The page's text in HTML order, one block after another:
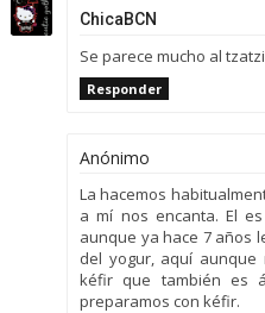
ChicaBCN
Se parece mucho al
Responder
Anónimo
La hacemos
a mí nos encanta. El
aunque ya hace 7 años
del yogur, aquí aunque
kéfir que también es
preparamos con kéfir.